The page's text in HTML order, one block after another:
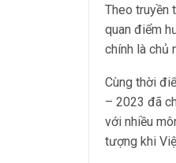
Theo truyền
quan điểm
chính là chủ
Cùng thời
– 2023 đã
với nhiều
tượng khi